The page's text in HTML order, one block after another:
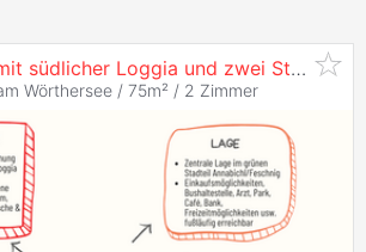
Helle Wohnung mit südlicher Loggia und zwei Stellplätzen im grünen
Wörthersee / 75m² / 2 Zimmer